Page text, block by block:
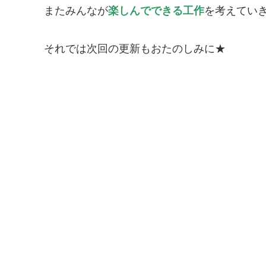
またみんなが楽しんでできる工作を考えてい
それでは次回の更新もおたのしみに★